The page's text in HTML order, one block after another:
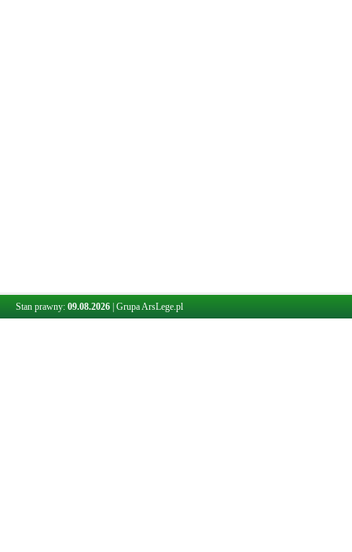
Stan prawny: 09.08.2026 Grupa ArsLege.pl